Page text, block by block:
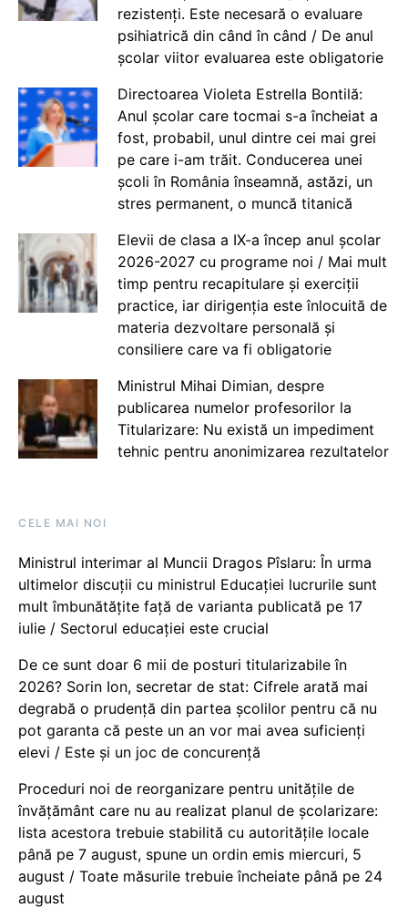
rezistenți. Este necesară o evaluare
psihiatrică din când în când / De anul
școlar viitor evaluarea este obligatorie
Directoarea Violeta Estrella Bontilă:
Anul școlar care tocmai s-a încheiat a
fost, probabil, unul dintre cei mai grei
pe care i-am trăit. Conducerea unei
școli în România înseamnă, astăzi, un
stres permanent, o muncă titanică
Elevii de clasa a IX-a încep anul școlar
2026-2027 cu programe noi / Mai mult
timp pentru recapitulare și exerciții
practice, iar dirigenția este înlocuită de
materia dezvoltare personală și
consiliere care va fi obligatorie
Ministrul Mihai Dimian, despre
publicarea numelor profesorilor la
Titularizare: Nu există un impediment
tehnic pentru anonimizarea rezultatelor
CELE MAI NOI
Ministrul interimar al Muncii Dragos Pîslaru: În urma
ultimelor discuții cu ministrul Educației lucrurile sunt
mult îmbunătățite față de varianta publicată pe 17
iulie / Sectorul educației este crucial
De ce sunt doar 6 mii de posturi titularizabile în
2026? Sorin Ion, secretar de stat: Cifrele arată mai
degrabă o prudență din partea școlilor pentru că nu
pot garanta că peste un an vor mai avea suficienți
elevi / Este și un joc de concurență
Proceduri noi de reorganizare pentru unitățile de
învățământ care nu au realizat planul de școlarizare:
lista acestora trebuie stabilită cu autoritățile locale
până pe 7 august, spune un ordin emis miercuri, 5
august / Toate măsurile trebuie încheiate până pe 24
august